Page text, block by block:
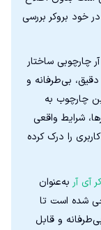
خود بروکر بررسی
چارچوبی ساختار
بی‌طرفانه و
چارچوب به
شرایط واقعی
را درک کرده
آی آر به‌عنوان
شده است تا
و قابل